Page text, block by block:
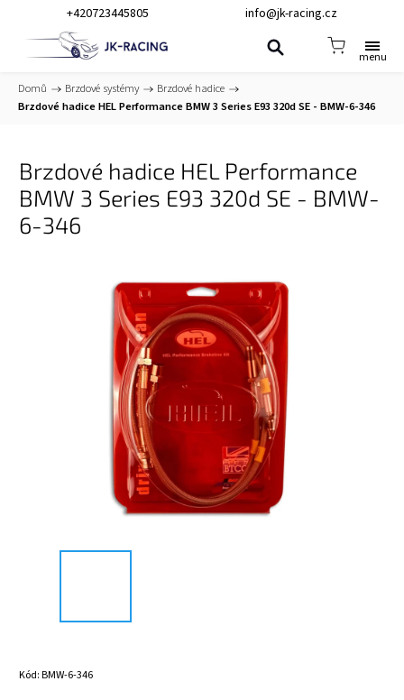
+420723445805 info@jk-racing.cz
Domů / Brzdové systémy / Brzdové hadice /
Brzdové hadice HEL Performance BMW 3 Series E93 320d SE - BMW-6-346
Brzdové hadice HEL Performance
BMW 3 Series E93 320d SE - BMW-
6-346
Kód:BMW-6-346